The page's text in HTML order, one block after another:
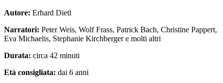
Autore: Erhard Dietl
Narratori: Peter Weis, Wolf Frass, Patrick Bach, Christine Pappert,
Eva Michaelis, Stephanie Kirchberger e molti altri
Durata: circa 42 minuti
Età consigliata: dai 6 anni